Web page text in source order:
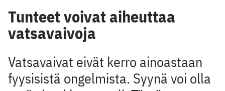
Tunteet voivat aiheuttaa
vatsavaivoja
Vatsavaivat eivät kerro ainoastaan
fyysisistä ongelmista. Syynä voi olla